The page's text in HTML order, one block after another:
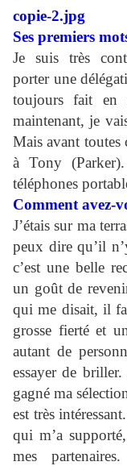
Ses premiers
Je suis très
porter une
toujours fait en
maintenant, je
Mais avant toutes
à Tony
téléphones
Comment avez-
J’étais sur ma
peux dire qu’il
c’est une belle
un goût de
qui me disait, il
grosse fierté et
autant de
essayer de
gagné ma
est très
qui m’a
mes